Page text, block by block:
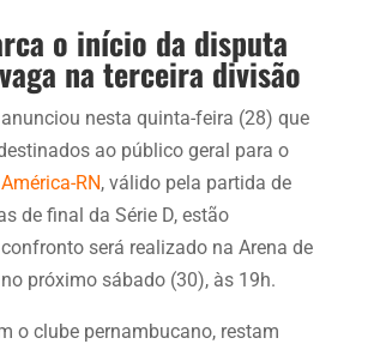
o início da disputa
na terceira divisão
nesta quinta-feira (28) que
ao público geral para o
América-RN, válido pela partida de
de final da Série D, estão
será realizado na Arena de
próximo sábado (30), às 19h.
o clube pernambucano, restam